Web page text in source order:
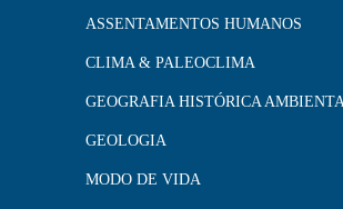
ASSENTAMENTOS HUMANOS
CLIMA & PALEOCLIMA
GEOGRAFIA HISTÓRICA
GEOLOGIA
MODO DE VIDA